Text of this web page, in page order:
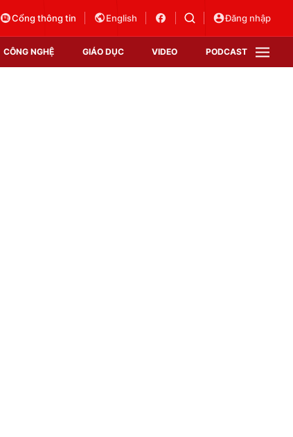
Cổng thông tin English Đăng nhập
CÔNG NGHỆ GIÁO DỤC VIDEO PODCAST
lai